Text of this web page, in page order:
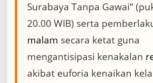
o
r
o
n
g
P
n
Surabaya Tanpa Gawai”
20.00 WIB) serta
malam secara ketat guna
mengantisipasi kenakalan
akibat euforia kenaikan